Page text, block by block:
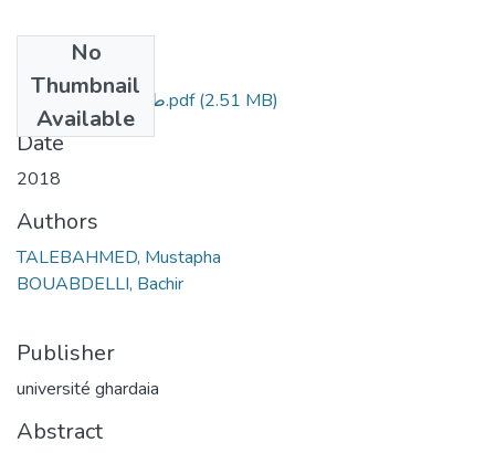
No
Thumbnail
Available
طالب احمد مصطفى.pdf(2.51 MB)
Date
2018
Authors
TALEBAHMED, Mustapha
BOUABDELLI, Bachir
Publisher
université ghardaia
Abstract